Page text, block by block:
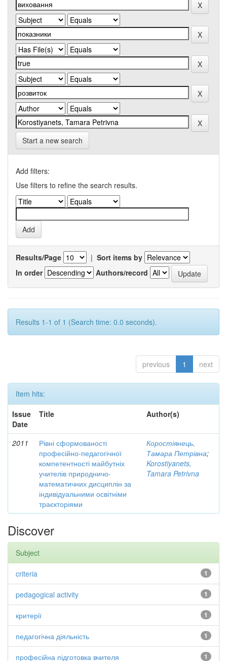
Start a new search
Add filters:
Use filters to refine the search results.
Results/Page | Sort items by
In order
Authors/record
Results 1-1 of 1 (Search time: 0.0 seconds).
previous 1 next
Item hits:
Issue
Date
Title Author(s)
2011
Рівні сформованості
професійно-педагогічної
компетентності майбутніх
учителів природничо-
математичних дисциплін за
індивідуальними освітніми
траєкторіями
Коростіянець,
Тамара Петрівна;
Korostiyanets,
Tamara Petrivna
Discover
Subject
1
criteria
1
pedagogical activity
1
критерії
1
педагогічна діяльність
1
професійна підготовка вчителя